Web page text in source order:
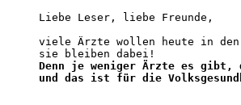
Liebe Leser, liebe Freunde,
viele Ärzte wollen heute in
Denn je weniger Ärzte es gibt,
und das ist für die